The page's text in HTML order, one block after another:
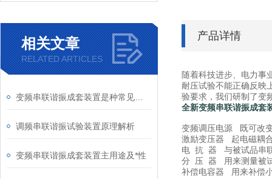
相关文章
RELATED ARTICLES
调频串联谐振试验装置原理解析
变频串联谐振成套装置主用途及*性
产品详情
随着科技进步、电力事
耐压试验不能正确反映
验要求，我们研制了变
全新变频串联谐振成套
变频调压电源 既可改
激励变压器 起电磁耦
电 抗 器 与被试品串
分 压 器 用来测量被试
补偿电容器 用来补偿